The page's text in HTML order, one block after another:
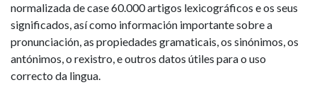
Contén
normalizada de case 60.000 artigos lexicográficos e os seus
significados, así como información importante sobre a
pronunciación, as propiedades gramaticais, os sinónimos, os
antónimos, o rexistro, e outros datos útiles para o uso
correcto da lingua.